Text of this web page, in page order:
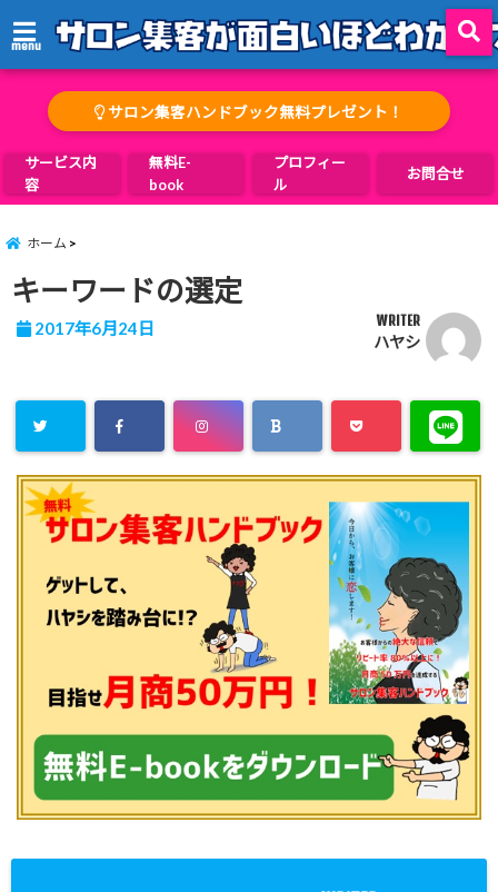
menu
サロン集客ハンドブック無料プレゼント！
サービス内
容
無料E-
book
プロフィー
ル
お問合せ
ホーム
キーワードの選定
2017年6月24日 WRITER
ハヤシ